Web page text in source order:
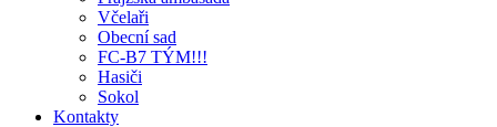
Včelaři
Obecní sad
FC-B7 TÝM!!!
Hasiči
Sokol
Kontakty